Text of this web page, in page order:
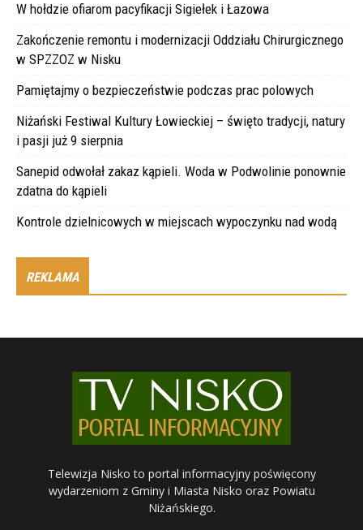
W hołdzie ofiarom pacyfikacji Sigiełek i Łazowa
Zakończenie remontu i modernizacji Oddziału Chirurgicznego
w SPZZOZ w Nisku
Pamiętajmy o bezpieczeństwie podczas prac polowych
Niżański Festiwal Kultury Łowieckiej – święto tradycji, natury
i pasji już 9 sierpnia
Sanepid odwołał zakaz kąpieli. Woda w Podwolinie ponownie
zdatna do kąpieli
Kontrole dzielnicowych w miejscach wypoczynku nad wodą
REKLAMA
Telewizja Nisko to portal informacyjny poświęcony
wydarzeniom z Gminy i Miasta Nisko oraz Powiatu
Niżańskiego.